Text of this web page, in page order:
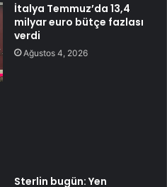
İtalya Temmuz’da 13,4
milyar euro bütçe fazlası
verdi
Ağustos 4, 2026
Sterlin bugün: Yen